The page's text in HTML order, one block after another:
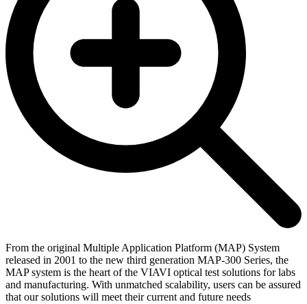
From the original Multiple Application Platform (MAP) System
released in 2001 to the new third generation MAP-300 Series, the
MAP system is the heart of the VIAVI optical test solutions for labs
and manufacturing. With unmatched scalability, users can be assured
that our solutions will meet their current and future needs